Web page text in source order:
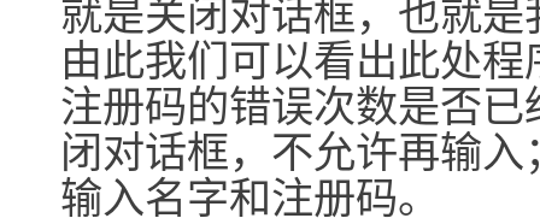
就是关闭对话框，也就
由此我们可以看出此处
注册码的错误次数是否
闭对话框，不允许再输
输入名字和注册码。